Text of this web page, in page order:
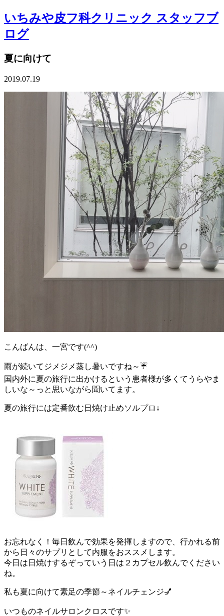
いちみや皮フ科クリニック スタッフブ
ログ
夏に向けて
2019.07.19
こんばんは、一宮です(^^)
雨が続いてジメジメ蒸し暑いですね～☔
国内外に夏の旅行に出かけるという患者様が多くてうらやま
しいな～っと思いながら聞いてます。
夏の旅行には定番飲む日焼け止めソルプロ↓
お忘れなく！毎日飲んで効果を発揮しますので、行かれる前
から日々のサプリとして内服をおススメします。
今日は日焼けするぞっていう日は２カプセル飲んでください
ね。
私も夏に向けて素足の季節～ネイルチェンジ💅
いつものネイルサロンクロスです✨